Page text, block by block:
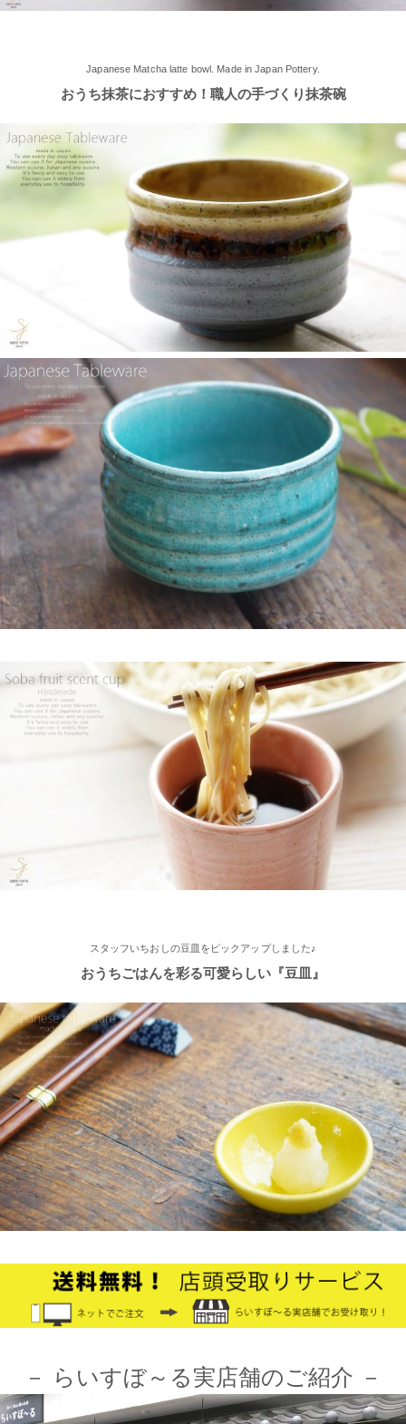
ました！新商品もたくさんご用意しております♪ みなさまのご来
店、お待ちしております。
2025/4/16
≪テレビで紹介されました≫ 2025年4月16日～30日 CCNet ケー
ブルテレビ しょぴもる『まちの素敵な歩き方』で 白いごはん器
のお店 らいすぼーる 小牧店が紹介されました。
≪テレビで紹介されました≫ 2024年2月29日 中京テレビ キャッ
チ！『名鉄小牧線ぶらり旅～味岡駅編～』で 白いごはん器のお
店 らいすぼーる 小牧店が紹介されました。
2025/2/5
らいすぼ～るのYouTube公式チャンネルがスタートしました！ぜ
ひご覧ください。チャンネル登録お願いします♪
2025/2/5
≪テレビで紹介されました≫ 2024年1月21日 大垣ケーブルテレ
ビ『里見まさとのご町内探訪 おちょぼさんの参道をぶらぶら歩
くふれあい散歩』で 白いごはん器のお店 らいすぼーる 千代保稲
荷神社店が紹介されました。
≪おすすめ≫ちょこっとがうれしい♪何個あっても便利な手づく
り豆皿
≪第2弾 公式Youtubeチャンネル お買い物モニターアンバサダー
大募集☆≫ 詳しくはらいすぼ～るインスタグラムをチェッ
2025/2/4
が白いごはん器のお店 らいすぼーる 春日井店にいらっしゃいま
2025/2/4
≪テレビで紹介されました≫ 2021年9月5日 中京テレビ キャッ
チ！『金額当て中継 コレいくらでSHOW！』生放送のコーナー
で 白いごはん器のお店 らいすぼーる 小牧店が出演しました。
2024/12/4
オフィシャルショップがリニューアルしました！お客様により快
適にお買い物をお楽しみいただけるよう、表示速度などを改善し
ました。みなさまのご利用をお待ちしております。
2024/10/26
≪第1弾 公式Youtubeチャンネル お買い物モニターアンバサダー
大募集☆≫ 詳しくはらいすぼ～るインスタグラムをチェッ
2024/3/12
Japanese Matcha latte bowl. Made in Japan Pottery.
おうち抹茶におすすめ！職人の手づくり抹茶碗
スタッフいちおしの豆皿をピックアップしました♪
おうちごはんを彩る可愛らしい『豆皿』
－ らいすぼ～る実店舗のご紹介 －